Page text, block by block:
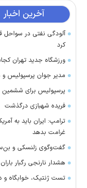
آخرین اخبار
آلودگی نفتی در سواحل
کرد
ورزشگاه جدید تهران
مدیر جوان پرسپولیس و
پرسپولیس برای ششمین
فریده شهبازی درگذشت
ترامپ: ایران باید به
غرامت بدهد
گفت‌وگوی زلنسکی و
هشدار نارنجی رگبار باران و
تست ژنتیک، خوابگاه و